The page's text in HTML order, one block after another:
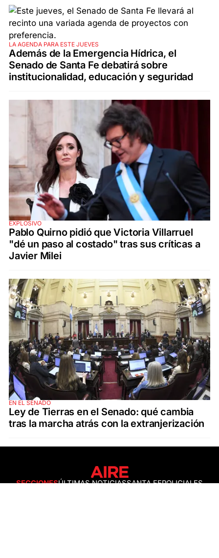
LA AGENDA PARA ESTE JUEVES
Además de la Emergencia Hídrica, el
Senado de Santa Fe debatirá sobre
institucionalidad, educación y seguridad
EXPLOSIVO
Pablo Quirno pidió que Victoria Villarruel
"dé un paso al costado" tras sus críticas a
Javier Milei
EN EL SENADO
Ley de Tierras en el Senado: qué cambia
tras la marcha atrás con la extranjerización
SECCIONESÚLTIMAS NOTICIASSANTA FEPOLICIALES